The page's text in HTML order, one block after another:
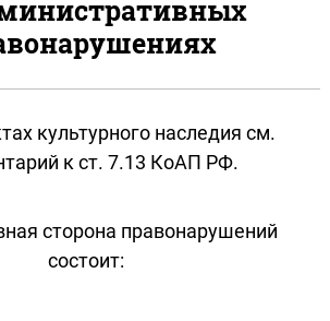
культурного наследия см.
к ст. 7.13 КоАП РФ.
сторона правонарушений
состоит: